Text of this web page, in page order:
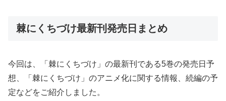
棘にくちづけ最新刊発売日まとめ
今回は、「棘にくちづけ」の最新刊である5巻の発売日予
想、「棘にくちづけ」のアニメ化に関する情報、続編の予
定などをご紹介しました。